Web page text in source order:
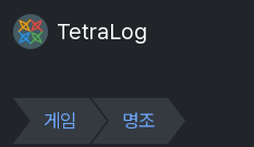
TetraLog
게임 명조